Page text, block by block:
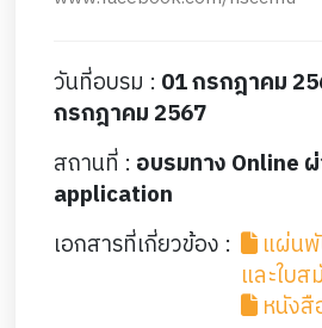
วันที่อบรม : 01 กรกฎาคม
กรกฎาคม 2567
สถานที่ : อบรมทาง Online
application
เอกสารที่เกี่ยวข้อง :
แผ่น
และใบส
หนัง